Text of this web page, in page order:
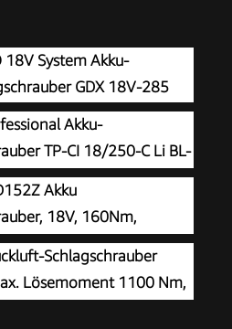
18V System Akku-
GDX 18V-285
Akku-
TP-CI 18/250-C Li BL-
Akku
18V, 160Nm,
Standard, Blau
Schlagschrauber
Lösemoment 1100 Nm,